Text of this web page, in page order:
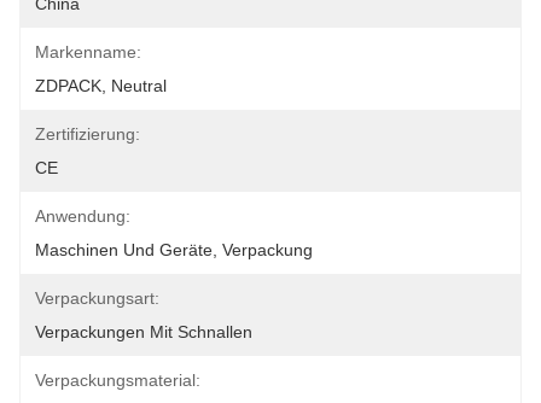
Markenname:
ZDPACK, Neutral
Zertifizierung:
CE
Anwendung:
Maschinen Und Geräte, Verpackung
Verpackungsart:
Verpackungen Mit Schnallen
Verpackungsmaterial: